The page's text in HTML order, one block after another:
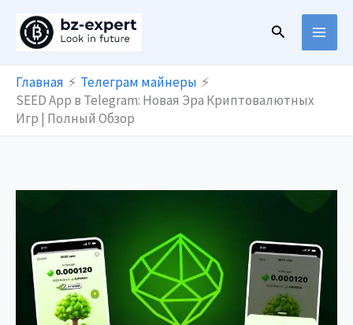
Поиск
Главная
Телеграм майнеры
SEED App в Telegram: Новая Эра Криптовалютных
Игр | Полный Обзор